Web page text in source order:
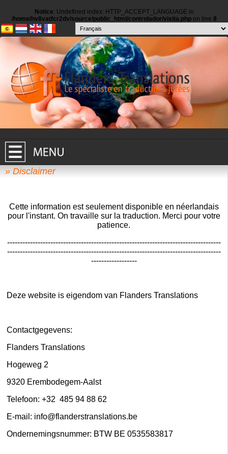
Notice: Undefined index: HTTP_ACCEPT_LANGUAGE in
/home/hv8vatfcr2dv/source/public_html/controlador/visita.phpon line 8
» Disclaimer
Cette information est seulement disponible en néerlandais
pour l'instant. On travaille sur la traduction. Merci pour votre
patience.
------------------------------------------------------------------------------------
------------------------------------------------------------------------------------
------------------
Deze website is eigendom van Flanders Translations
Contactgegevens:
Flanders Translations
Hogeweg 2
9320 Erembodegem-Aalst
Telefoon: +32 485 94 88 62
E-mail: info@flanderstranslations.be
Ondernemingsnummer: BTW BE 0535583817